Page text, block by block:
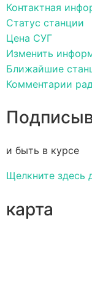
Контактная
Статус станции
Цена СУГ
Изменить
Ближайшие
Комментарии
и быть в курсе
Щелкните здесь
карта